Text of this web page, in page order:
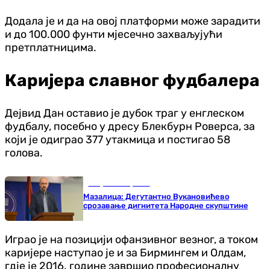
Додала је и да на овој платформи може зарадити
и до 100.000 фунти мјесечно захваљујући
претплатницима.
Каријера славног фудбалера
Дејвид Дан оставио је дубок траг у енглеском
фудбалу, посебно у дресу Блекбурн Роверса, за
који је одиграо 377 утакмица и постигао 58
голова.
Мазалица: Дегутантно Вукановићево
срозавање дигнитета Народне скупштине
Играо је на позицији офанзивног везног, а током
каријере наступао је и за Бирмингем и Олдам,
гдје је 2016. године завршио професионалну